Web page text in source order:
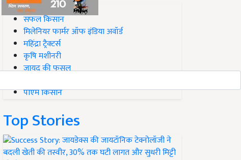
#Top on Krishi Jagran
सफल किसान
मिलेनियर फार्मर ऑफ इंडिया अवॉर्ड
महिंद्रा ट्रैक्टर्स
कृषि मशीनरी
जायद की फसल
पीएम किसान
Top Stories